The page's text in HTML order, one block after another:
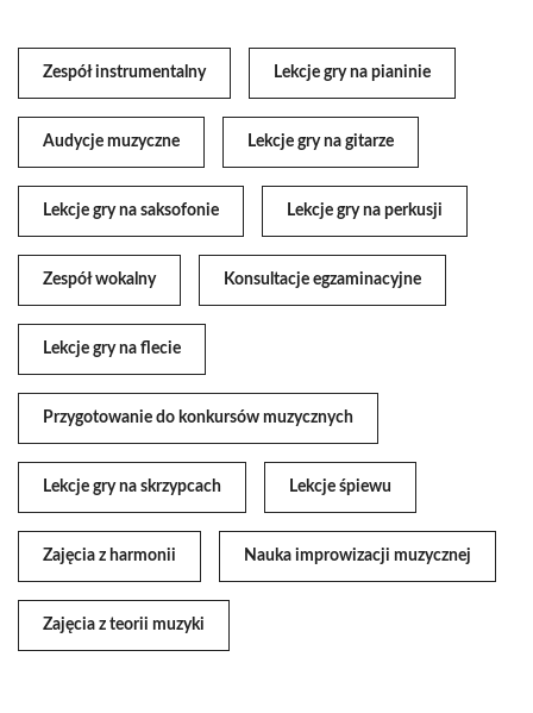
Zespół instrumentalny Lekcje gry na pianinie
Audycje muzyczne Lekcje gry na gitarze
Lekcje gry na saksofonie Lekcje gry na perkusji
Zespół wokalny Konsultacje egzaminacyjne
Lekcje gry na flecie
Przygotowanie do konkursów muzycznych
Lekcje gry na skrzypcach Lekcje śpiewu
Zajęcia z harmonii Nauka improwizacji muzycznej
Zajęcia z teorii muzyki